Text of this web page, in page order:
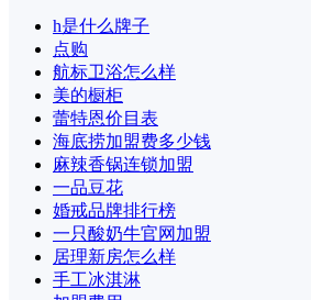
h是什么牌子
点购
航标卫浴怎么样
美的橱柜
蕾特恩价目表
海底捞加盟费多少钱
麻辣香锅连锁加盟
一品豆花
婚戒品牌排行榜
一只酸奶牛官网加盟
居理新房怎么样
手工冰淇淋